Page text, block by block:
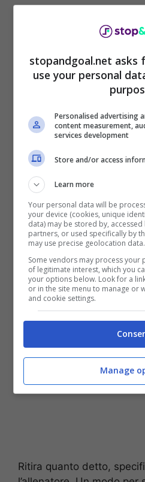
Massimiliano Allegri e Federico
Presse)
Il padre di
scusa:
dopo le
Ritira quanto detto,
stopandgoal.net asks
use your personal
Personalised advertising
content measurement,
services development
Store and/or access
Learn more
Your personal data will be
your device (cookies, unique
data) may be stored by,
partners, or used specifically by
may use precise geolocation data.
Some vendors may process your
of legitimate interest, which you
your options below. Look for a
or in the site menu to manage or
and cookie settings.
Manage